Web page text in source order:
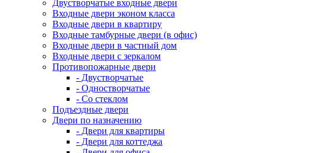
Двустворчатые входные двери
Входные двери эконом класса
Входные двери в квартиру
Входные тамбурные двери (в офис)
Входные двери в частный дом
Входные двери с зеркалом
Противопожарные двери
- Двустворчатые
- Одностворчатые
- Со стеклом
Подъездные двери
Двери по назначению
- Двери для квартиры
- Двери для коттеджа